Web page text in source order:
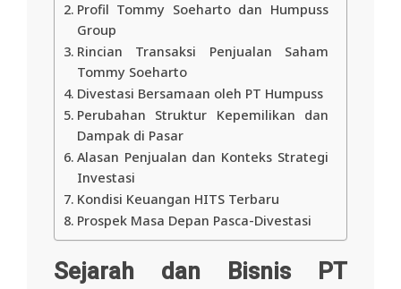
Profil Tommy Soeharto dan Humpuss
Group
Rincian Transaksi Penjualan Saham
Tommy Soeharto
Divestasi Bersamaan oleh PT Humpuss
Perubahan Struktur Kepemilikan dan
Dampak di Pasar
Alasan Penjualan dan Konteks Strategi
Investasi
Kondisi Keuangan HITS Terbaru
Prospek Masa Depan Pasca-Divestasi
Sejarah dan Bisnis PT